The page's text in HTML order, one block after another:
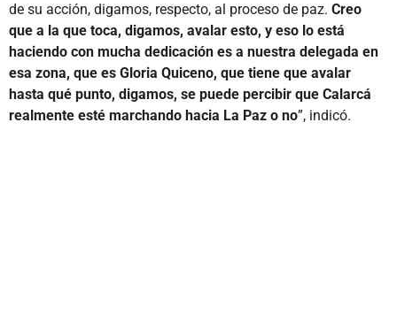
de su acción, digamos, respecto, al proceso de paz. Creo
que a la que toca, digamos, avalar esto, y eso lo está
haciendo con mucha dedicación es a nuestra delegada en
esa zona, que es Gloria Quiceno, que tiene que avalar
hasta qué punto, digamos, se puede percibir que Calarcá
realmente esté marchando hacia La Paz o no”, indicó.